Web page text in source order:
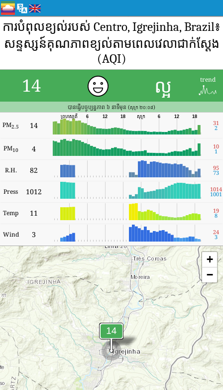
ការបំពុលខ្យល់របស់ Centro, Igrejinha, Brazil៖
សន្ទស្សន៍គុណភាពខ្យល់តាមពេលវេលាជាក់ស្តែង
(AQI)
14 ល្អ trend
បានធ្វើបច្ចុប្បន្នភាព ៦ នាទីមុន (សុក្រ ២០:០៨)
PM2.5 14
18
12
6
សុក្រ
18
12
6
ព្រហស្បតិ៍
31
2
PM10 4 10
1
R.H. 82 95
73
Press 1012 1014
1001
Temp 11 19
8
Wind 3 24
3
+
−